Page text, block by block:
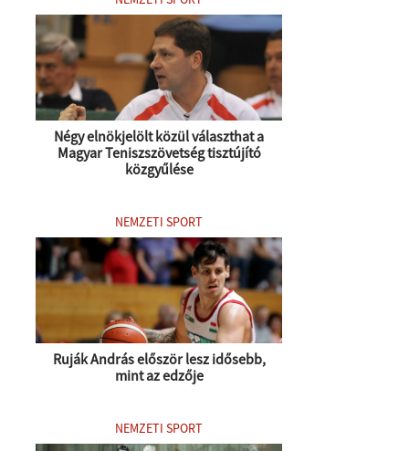
Négy elnökjelölt közül választhat a
Magyar Teniszszövetség tisztújító
közgyűlése
NEMZETI SPORT
Ruják András először lesz idősebb,
mint az edzője
NEMZETI SPORT